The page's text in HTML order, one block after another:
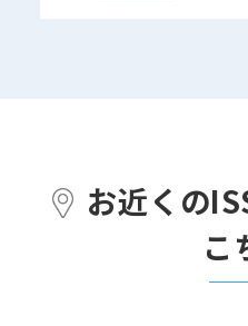
お近くの
こ